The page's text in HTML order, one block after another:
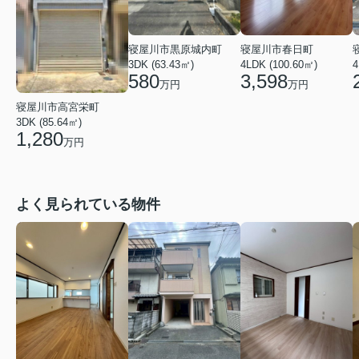
寝屋川市高宮栄町
3DK (85.64㎡)
1,280万円
寝屋川市黒原城内町
3DK (63.43㎡)
580万円
寝屋川市春日町
4LDK (100.60㎡)
3,598万円
よく見られている物件